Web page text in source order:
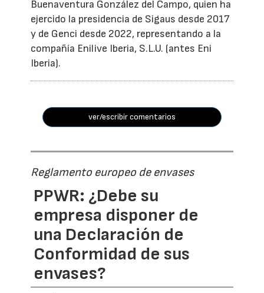
Buenaventura González del Campo, quien ha
ejercido la presidencia de Sigaus desde 2017
y de Genci desde 2022, representando a la
compañía Enilive Iberia, S.L.U. (antes Eni
Iberia).
ver/escribir comentarios
Reglamento europeo de envases
PPWR: ¿Debe su
empresa disponer de
una Declaración de
Conformidad de sus
envases?